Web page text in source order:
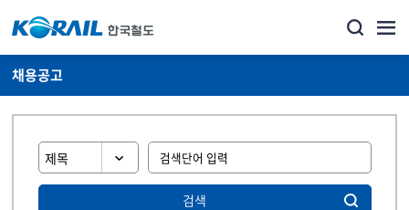
채용공고
검색